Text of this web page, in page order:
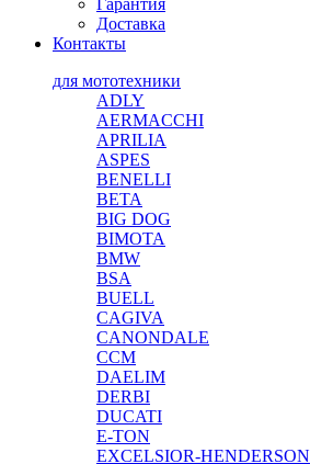
Гарантия
Доставка
Контакты
для мототехники
ADLY
AERMACCHI
APRILIA
ASPES
BENELLI
BETA
BIG DOG
BIMOTA
BMW
BSA
BUELL
CAGIVA
CANONDALE
CCM
DAELIM
DERBI
DUCATI
E-TON
EXCELSIOR-HENDERSON